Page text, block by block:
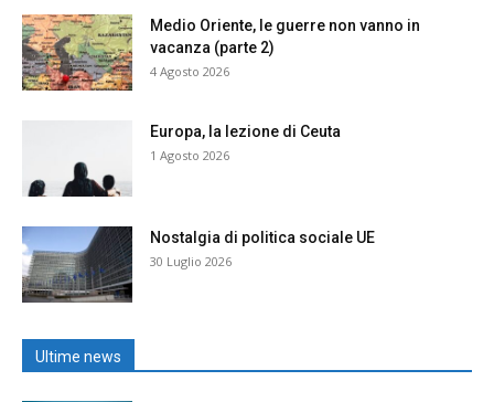
Medio Oriente, le guerre non vanno in
vacanza (parte 2)
4 Agosto 2026
Europa, la lezione di Ceuta
1 Agosto 2026
Nostalgia di politica sociale UE
30 Luglio 2026
Ultime news